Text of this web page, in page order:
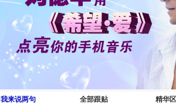
我来说两句 全部跟贴 精华区